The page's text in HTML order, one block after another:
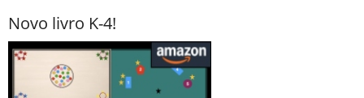
Novo livro K-4!